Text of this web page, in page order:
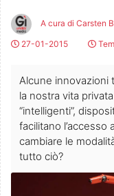
A cura di Carsten
27-01-2015
Alcune innovazioni
la nostra vita
“intelligenti”,
facilitano
cambiare le
tutto ciò?